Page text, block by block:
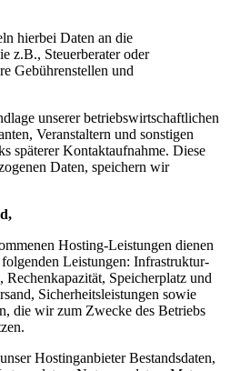
hierbei Daten an die
z.B., Steuerberater oder
Gebührenstellen und
unserer betriebswirtschaftlichen
Veranstaltern und sonstigen
späterer Kontaktaufnahme. Diese
Daten, speichern wir
Hosting-Leistungen dienen
Leistungen: Infrastruktur-
Speicherplatz und
Sicherheitsleistungen sowie
die wir zum Zwecke des Betriebs
Hostinganbieter Bestandsdaten,